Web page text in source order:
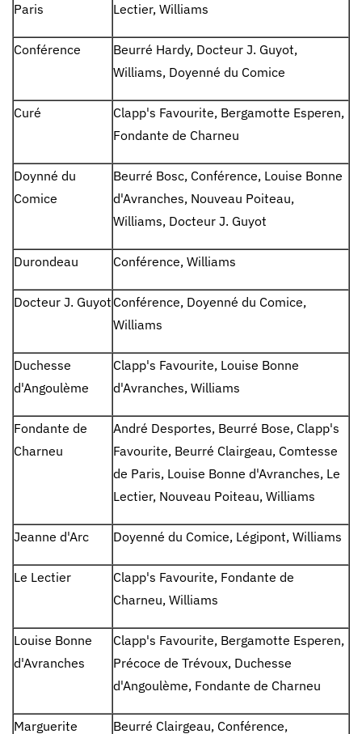
Paris
Lectier, Williams
Conférence
Beurré Hardy, Docteur J. Guyot,
Williams, Doyenné du Comice
Curé
Clapp's Favourite, Bergamotte Esperen,
Fondante de Charneu
Doynné du
Comice
Beurré Bosc, Conférence, Louise Bonne
d'Avranches, Nouveau Poiteau,
Williams, Docteur J. Guyot
Durondeau Conférence, Williams
Docteur J. Guyot Conférence, Doyenné du Comice,
Williams
Duchesse
d'Angoulème
Clapp's Favourite, Louise Bonne
d'Avranches, Williams
Fondante de
Charneu
André Desportes, Beurré Bose, Clapp's
Favourite, Beurré Clairgeau, Comtesse
de Paris, Louise Bonne d'Avranches, Le
Lectier, Nouveau Poiteau, Williams
Jeanne d'Arc Doyenné du Comice, Légipont, Williams
Le Lectier
Clapp's Favourite, Fondante de
Charneu, Williams
Louise Bonne
d'Avranches
Clapp's Favourite, Bergamotte Esperen,
Précoce de Trévoux, Duchesse
d'Angoulème, Fondante de Charneu
Marguerite
Beurré Clairgeau, Conférence,